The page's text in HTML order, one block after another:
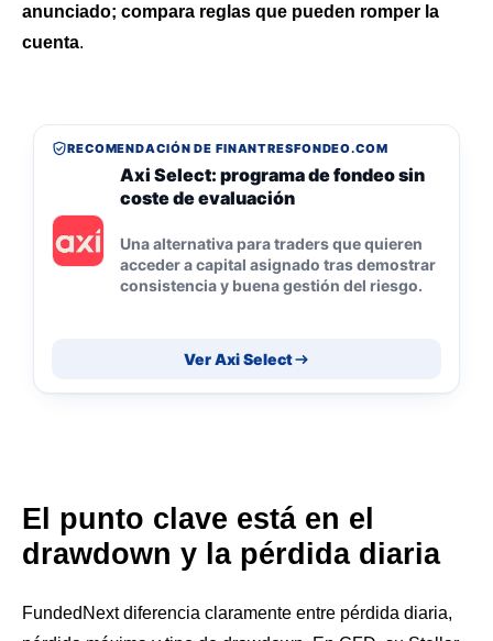
anunciado; compara reglas que pueden romper la
cuenta.
RECOMENDACIÓN DE FINANTRESFONDEO.COM
Axi Select: programa de fondeo sin
coste de evaluación
Una alternativa para traders que quieren
acceder a capital asignado tras demostrar
consistencia y buena gestión del riesgo.
Ver Axi Select
El punto clave está en el
drawdown y la pérdida diaria
FundedNext diferencia claramente entre pérdida diaria,